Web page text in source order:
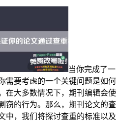
当你完成了一
需要考虑的一个关键问题是如何
在大多数情况下，期刊编辑会使
窃的行为。那么，期刊论文的查
中，我们将探讨查重的标准以及